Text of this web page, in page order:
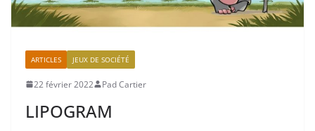
ARTICLES JEUX DE SOCIÉTÉ
22 février 2022 Pad Cartier
LIPOGRAM